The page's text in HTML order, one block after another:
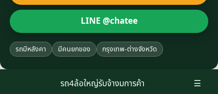
LINE @chatee
รถมีหลังคา มีคนยกของ กรุงเทพ-ต่างจังหวัด
☰
รถ4ล้อใหญ่รับจ้างมการค้า